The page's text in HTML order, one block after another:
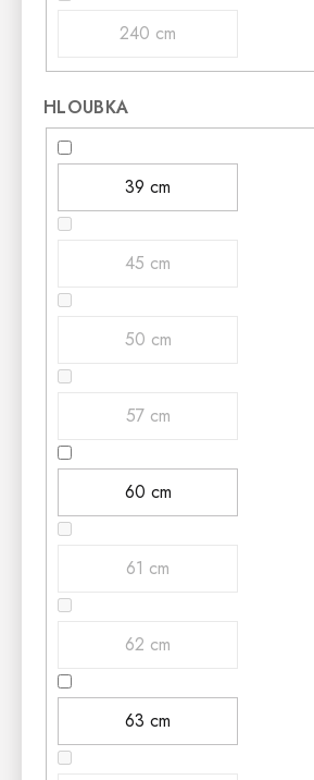
240 cm
HLOUBKA
39 cm
45 cm
50 cm
57 cm
60 cm
61 cm
62 cm
63 cm